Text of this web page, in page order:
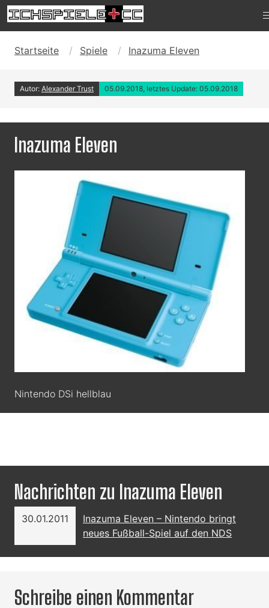
Startseite Spiele Inazuma Eleven
Autor: Alexander Trust 05.09.2018, letztes Update: 05.09.2018
Inazuma Eleven
Nintendo DSi hellblau
Nachrichten zu Inazuma Eleven
30.01.2011
Inazuma Eleven – Nintendo bringt
neues Fußball-Spiel auf den NDS
Schreibe einen Kommentar